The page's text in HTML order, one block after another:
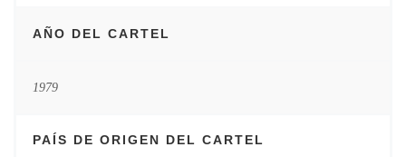
AÑO DEL CARTEL
1979
PAÍS DE ORIGEN DEL CARTEL